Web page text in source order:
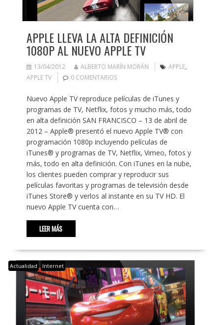
APPLE LLEVA LA ALTA DEFINICIÓN
1080P AL NUEVO APPLE TV
13/04/2012 ALBERTO MARÍN MORÁN APPLE,
APPLE TV
0 COMENTARIOS
Nuevo Apple TV reproduce películas de iTunes y
programas de TV, Netflix, fotos y mucho más, todo
en alta definición SAN FRANCISCO – 13 de abril de
2012 – Apple® presentó el nuevo Apple TV® con
programación 1080p incluyendo películas de
iTunes® y programas de TV, Netflix, Vimeo, fotos y
más, todo en alta definición. Con iTunes en la nube,
los clientes pueden comprar y reproducir sus
películas favoritas y programas de televisión desde
iTunes Store® y verlos al instante en su TV HD. El
nuevo Apple TV cuenta con…
LEER MÁS
Actualidad Internet